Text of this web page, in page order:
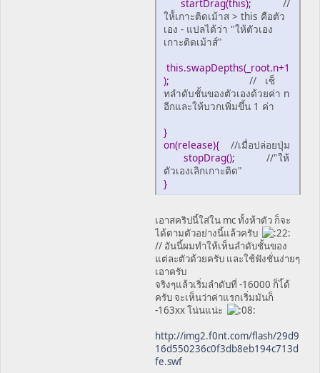
startDrag(this); //
ให้้เกาะติดเม้าส > this คือตัว
เอง - แปลได้ว่า "ให้ตัวเอง
เกาะติดเม้าส์"
this.swapDepths(_root.n+1
);
// เซ็
ทลำดับชั้นของตัวเองด้วยค่า n
อีกและให้บวกเพิ่มขึ้น 1 ค่า
}
on(release){
//เมื่อปล่อยปุ่ม
stopDrag();
//"ให้
ตัวเองเลิกเกาะติด"
}
เอาสคริปนี้ใส่ใน mc ทั้งห้าตัว ก็จะ
ได้ตามตัวอย่างนี้แล้วครับ
// อันนี้ผมทำให้เห็นลำดับชั้นของ
แต่ละตัวด้วยครับ และใช้ฟังชั่นง่ายๆ
เอาครับ
จริงๆแล้วเริ่มลำดับที่ -16000 ก็ไ้ด้
ครับ จะเห็นว่าค่าแรกเริ่มมันก็
-163xx โน่นแน่ะ
http://img2.f0nt.com/flash/29d9
16d550236c0f3db8eb194c713d
fe.swf